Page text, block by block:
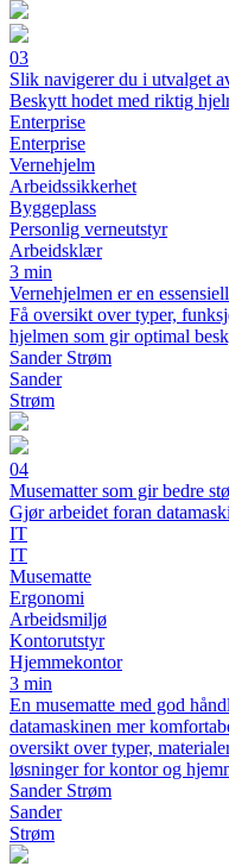
03
Slik navigerer du i utvalget
Beskytt hodet med riktig
Enterprise
Enterprise
Vernehjelm
Arbeidssikkerhet
Byggeplass
Personlig verneutstyr
Arbeidsklær
3 min
Vernehjelmen er en
Få oversikt over typer,
hjelmen som gir optimal
Sander Strøm
Sander
Strøm
04
Musematter som gir bedre
Gjør arbeidet foran
IT
IT
Musematte
Ergonomi
Arbeidsmiljø
Kontorutstyr
Hjemmekontor
3 min
En musematte med god
datamaskinen mer
oversikt over typer,
løsninger for kontor og
Sander Strøm
Sander
Strøm